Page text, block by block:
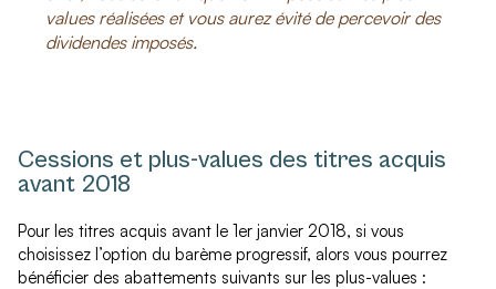
values réalisées et vous aurez évité de percevoir des
dividendes imposés.
Cessions et plus-values des titres acquis
avant 2018
Pour les titres acquis avant le 1er janvier 2018, si vous
choisissez l’option du barème progressif, alors vous pourrez
bénéficier des abattements suivants sur les plus-values :